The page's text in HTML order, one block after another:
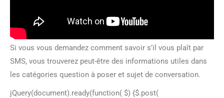
Si vous vous demandez comment savoir s’il vous plaît par
SMS, vous trouverez peut-être des informations utiles dans
les catégories question à poser et sujet de conversation.
jQuery(document).ready(function( $) {$.post(